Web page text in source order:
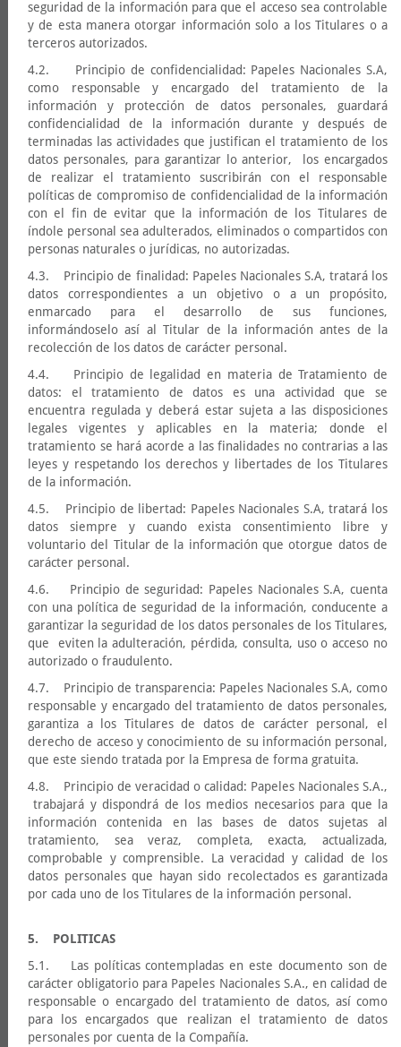
seguridad de la información para que el acceso sea controlable
y de esta manera otorgar información solo a los Titulares o a
terceros autorizados.
4.2. Principio de confidencialidad: Papeles Nacionales S.A,
como responsable y encargado del tratamiento de la
información y protección de datos personales, guardará
confidencialidad de la información durante y después de
terminadas las actividades que justifican el tratamiento de los
datos personales, para garantizar lo anterior, los encargados
de realizar el tratamiento suscribirán con el responsable
políticas de compromiso de confidencialidad de la información
con el fin de evitar que la información de los Titulares de
índole personal sea adulterados, eliminados o compartidos con
personas naturales o jurídicas, no autorizadas.
4.3. Principio de finalidad: Papeles Nacionales S.A, tratará los
datos correspondientes a un objetivo o a un propósito,
enmarcado para el desarrollo de sus funciones,
informándoselo así al Titular de la información antes de la
recolección de los datos de carácter personal.
4.4. Principio de legalidad en materia de Tratamiento de
datos: el tratamiento de datos es una actividad que se
encuentra regulada y deberá estar sujeta a las disposiciones
legales vigentes y aplicables en la materia; donde el
tratamiento se hará acorde a las finalidades no contrarias a las
leyes y respetando los derechos y libertades de los Titulares
de la información.
4.5. Principio de libertad: Papeles Nacionales S.A, tratará los
datos siempre y cuando exista consentimiento libre y
voluntario del Titular de la información que otorgue datos de
carácter personal.
4.6. Principio de seguridad: Papeles Nacionales S.A, cuenta
con una política de seguridad de la información, conducente a
garantizar la seguridad de los datos personales de los Titulares,
que eviten la adulteración, pérdida, consulta, uso o acceso no
autorizado o fraudulento.
4.7. Principio de transparencia: Papeles Nacionales S.A, como
responsable y encargado del tratamiento de datos personales,
garantiza a los Titulares de datos de carácter personal, el
derecho de acceso y conocimiento de su información personal,
que este siendo tratada por la Empresa de forma gratuita.
4.8. Principio de veracidad o calidad: Papeles Nacionales S.A.,
trabajará y dispondrá de los medios necesarios para que la
información contenida en las bases de datos sujetas al
tratamiento, sea veraz, completa, exacta, actualizada,
comprobable y comprensible. La veracidad y calidad de los
datos personales que hayan sido recolectados es garantizada
por cada uno de los Titulares de la información personal.
5. POLITICAS
5.1. Las políticas contempladas en este documento son de
carácter obligatorio para Papeles Nacionales S.A., en calidad de
responsable o encargado del tratamiento de datos, así como
para los encargados que realizan el tratamiento de datos
personales por cuenta de la Compañía.